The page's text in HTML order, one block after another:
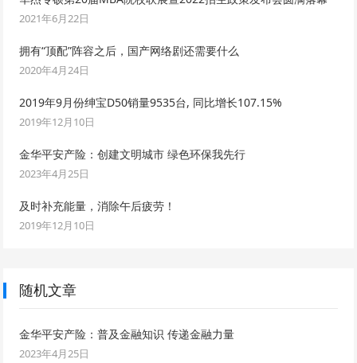
2021年6月22日
拥有“顶配”阵容之后，国产网络剧还需要什么
2020年4月24日
2019年9月份绅宝D50销量9535台, 同比增长107.15%
2019年12月10日
金华平安产险：创建文明城市 绿色环保我先行
2023年4月25日
及时补充能量，消除午后疲劳！
2019年12月10日
随机文章
金华平安产险：普及金融知识 传递金融力量
2023年4月25日